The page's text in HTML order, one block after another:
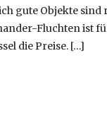
gute Objekte
Fluchten ist
die Preise. […]